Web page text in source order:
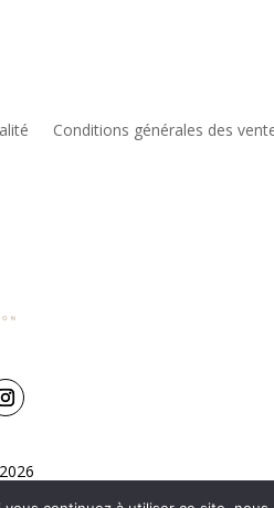
Conditions générales des